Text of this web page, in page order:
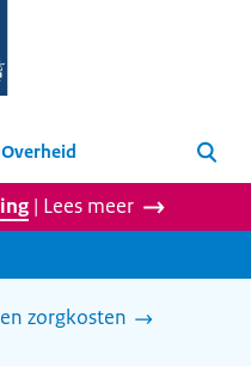
Zoeken
| Lees meer
zorgkosten